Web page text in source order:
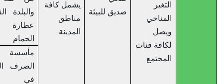
لكافة فئات
صديق للبيئة
يشمل كافة
مناطق
والبلدة القديمة،
عطارة وعين
مأسسة قسم
الصرف الصحي
في البلدية